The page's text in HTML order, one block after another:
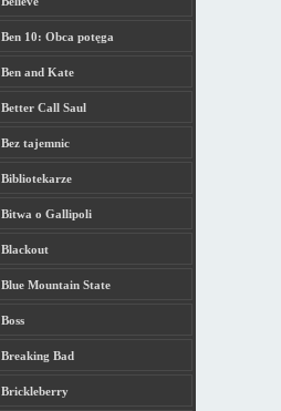
Ben 10: Obca potęga
Ben and Kate
Better Call Saul
Bez tajemnic
Bibliotekarze
Bitwa o Gallipoli
Blackout
Blue Mountain State
Boss
Breaking Bad
Brickleberry